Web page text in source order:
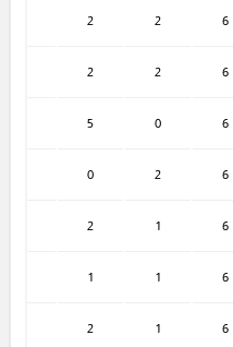
6
2
2
6
2
2
6
0
5
6
2
0
6
1
2
6
1
1
6
1
2